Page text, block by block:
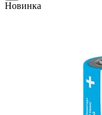
Новинка